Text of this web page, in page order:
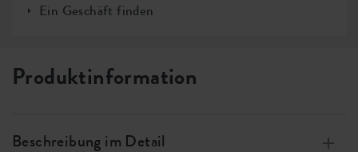
Ein Geschäft finden
Produktinformation
Beschreibung im Detail